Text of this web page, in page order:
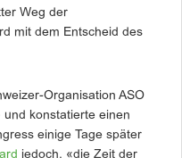
Weg der
mit dem Entscheid des
Organisation ASO
und konstatierte einen
einige Tage später
jedoch, «die Zeit der